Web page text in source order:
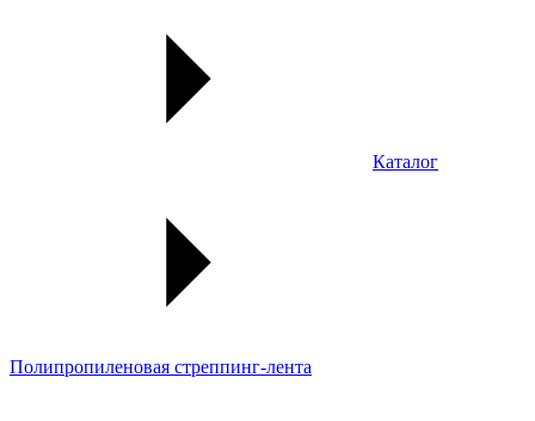
Каталог
Полипропиленовая стреппинг-лента